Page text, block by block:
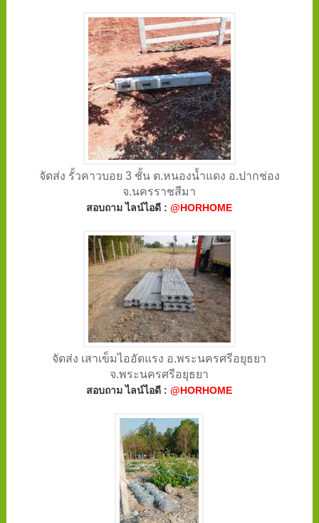
จัดส่ง รั้วคาวบอย 3 ชั้น ต.หนองนํ้าแดง อ.ปากช่อง
จ.นครราชสีมา
สอบถาม ไลน์ไอดี :@HORHOME
จัดส่ง เสาเข็มไออัดแรง อ.พระนครศรีอยุธยา
จ.พระนครศรีอยุธยา
สอบถาม ไลน์ไอดี :@HORHOME